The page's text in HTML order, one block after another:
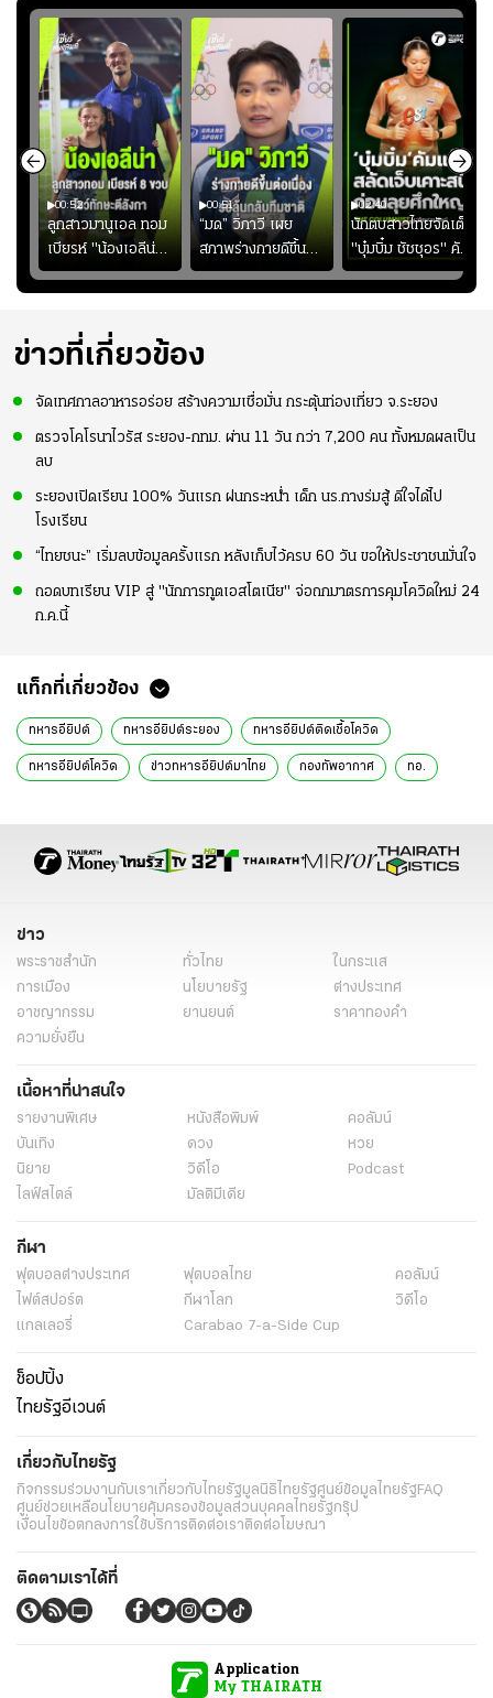
00:52
ลูกสาวมานูเอล ทอม
เบียรห์ "น้องเอลีน่า"
วัย 8 ขวบ โชว์ตี
ลังกาสุดพริ้ว
00:51
“มด” วิภาวี เผย
สภาพร่างกายดีขึ้น
อย่างต่อเนื่อง พร้อม
พยายามลงสนามให้
ความมั่นใจ
02:40
นักตบสาวไทยจัดเต็ม
"บุ๋มบิ๋ม ชัชชุอร" คัม
แบ็ก ศึก" SEA V
CUP 2026" เลก
ข่าวที่เกี่ยวข้อง
จัดเทศกาลอาหารอร่อย สร้างความเชื่อมั่น กระตุ้นท่องเที่ยว จ.ระยอง
ตรวจโคโรนาไวรัส ระยอง-กทม. ผ่าน 11 วัน กว่า 7,200 คน ทั้งหมดผลเป็น
ลบ
ระยองเปิดเรียน 100% วันแรก ฝนกระหน่ำ เด็ก นร.กางร่มสู้ ดีใจได้ไป
โรงเรียน
“ไทยชนะ” เริ่มลบข้อมูลครั้งแรก หลังเก็บไว้ครบ 60 วัน ขอให้ประชาชนมั่นใจ
ถอดบทเรียน VIP สู่ "นักการทูตเอสโตเนีย" จ่อถกมาตรการคุมโควิดใหม่ 24
ก.ค.นี้
แท็กที่เกี่ยวข้อง
ทหารอียิปต์ ทหารอียิปต์ระยอง ทหารอียิปต์ติดเชื้อโควิด
ทหารอียิปต์โควิด ข่าวทหารอียิปต์มาไทย กองทัพอากาศ ทอ.
ข่าว
พระราชสำนัก ทั่วไทย
ในกระแส
การเมือง
นโยบายรัฐ
ต่างประเทศ
อาชญากรรม
ยานยนต์
ราคาทองคำ
ความยั่งยืน
เนื้อหาที่น่าสนใจ
รายงานพิเศษ หนังสือพิมพ์
คอลัมน์
บันเทิง
ดวง
หวย
นิยาย
วิดีโอ
Podcast
ไลฟ์สไตล์
มัลติมีเดีย
กีฬา
ฟุตบอลต่่างประเทศ ฟุตบอลไทย
คอลัมน์
ไฟต์สปอร์ต
กีฬาโลก
วิดีโอ
แกลเลอรี่
Carabao 7-a-Side Cup
ช็อปปิ้ง
ไทยรัฐอีเวนต์
เกี่ยวกับไทยรัฐ
กิจกรรมร่วมงานกับเราเกี่ยวกับไทยรัฐมูลนิธิไทยรัฐศูนย์ข้อมูลไทยรัฐFAQ
ศูนย์ช่วยเหลือนโยบายคุ้มครองข้อมูลส่วนบุคคลไทยรัฐกรุ๊ป
เงื่อนไขข้อตกลงการใช้บริการติดต่อเราติดต่อโฆษณา
ติดตามเราได้ที่
Application
My THAIRATH